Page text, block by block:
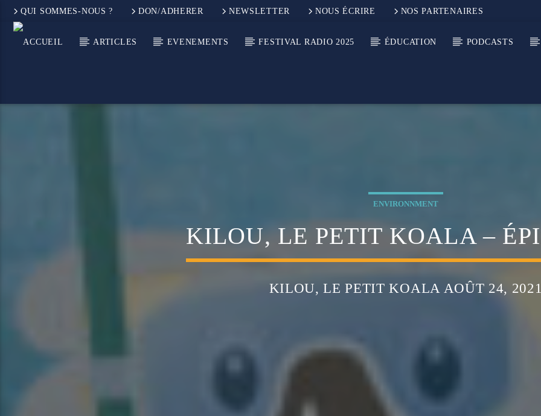
QUI SOMMES-NOUS ? DON/ADHERER NEWSLETTER NOUS ÉCRIRE NOS PARTENAIRES
ARTICLES EVENEMENTS FESTIVAL RADIO 2025 ÉDUCATION PODCASTS
ENVIRONNMENT
KILOU, LE PETIT KOALA –
KILOU, LE PETIT KOALA AOÛT 24, 2021